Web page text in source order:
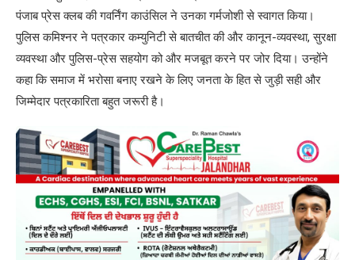
पंजाब प्रेस क्लब की गवर्निंग काउंसिल ने उनका गर्मजोशी से स्वागत किया।
पुलिस कमिश्नर ने पत्रकार कम्युनिटी से बातचीत की और कानून-व्यवस्था, सुरक्षा
व्यवस्था और पुलिस-प्रेस सहयोग को और मजबूत करने पर जोर दिया। उन्होंने
कहा कि समाज में भरोसा बनाए रखने के लिए जनता के हित से जुड़ी सही और
जिम्मेदार पत्रकारिता बहुत जरूरी है।